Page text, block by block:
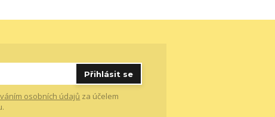
Přihlásit se
osobních údajů za účelem